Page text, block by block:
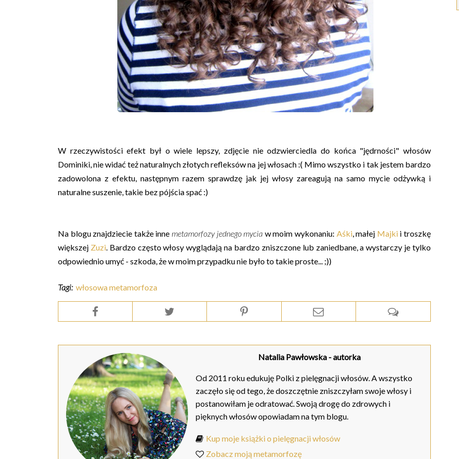
W rzeczywistości efekt był o wiele lepszy, zdjęcie nie odzwierciedla do końca "jędrności" włosów
Dominiki, nie widać też naturalnych złotych refleksów na jej włosach :( Mimo wszystko i tak jestem bardzo
zadowolona z efektu, następnym razem sprawdzę jak jej włosy zareagują na samo mycie odżywką i
naturalne suszenie, takie bez pójścia spać :)
Na blogu znajdziecie także inne metamorfozy jednego mycia w moim wykonaniu: Aśki, małej Majkii troszkę
większej Zuzi. Bardzo często włosy wyglądają na bardzo zniszczone lub zaniedbane, a wystarczy je tylko
odpowiednio umyć - szkoda, że w moim przypadku nie było to takie proste... ;))
Tagi: włosowa metamorfoza
Natalia Pawłowska- autorka
Od 2011 roku edukuję Polki z pielęgnacji włosów. A wszystko
zaczęło się od tego, że doszczętnie zniszczyłam swoje włosy i
postanowiłam je odratować. Swoją drogę do zdrowych i
pięknych włosów opowiadam na tym blogu.
Kup moje książki o pielęgnacji włosów
Zobacz moją metamorfozę